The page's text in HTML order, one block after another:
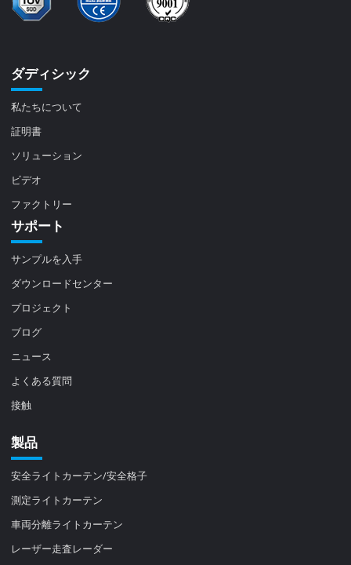
ダディシック
私たちについて
証明書
ソリューション
ビデオ
ファクトリー
サポート
サンプルを入手
ダウンロードセンター
プロジェクト
ブログ
ニュース
よくある質問
接触
製品
安全ライトカーテン/安全格子
測定ライトカーテン
車両分離ライトカーテン
レーザー走査レーダー